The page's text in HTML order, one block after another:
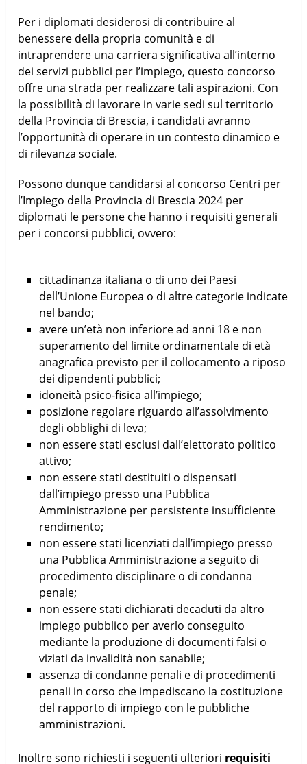
Per i diplomati desiderosi di contribuire al
benessere della propria comunità e di
intraprendere una carriera significativa all’interno
dei servizi pubblici per l’impiego, questo concorso
offre una strada per realizzare tali aspirazioni. Con
la possibilità di lavorare in varie sedi sul territorio
della Provincia di Brescia, i candidati avranno
l’opportunità di operare in un contesto dinamico e
di rilevanza sociale.
Possono dunque candidarsi al concorso Centri per
l’Impiego della Provincia di Brescia 2024 per
diplomati le persone che hanno i requisiti generali
per i concorsi pubblici, ovvero:
cittadinanza italiana o di uno dei Paesi
dell’Unione Europea o di altre categorie indicate
nel bando;
avere un’età non inferiore ad anni 18 e non
superamento del limite ordinamentale di età
anagrafica previsto per il collocamento a riposo
dei dipendenti pubblici;
idoneità psico-fisica all’impiego;
posizione regolare riguardo all’assolvimento
degli obblighi di leva;
non essere stati esclusi dall’elettorato politico
attivo;
non essere stati destituiti o dispensati
dall’impiego presso una Pubblica
Amministrazione per persistente insufficiente
rendimento;
non essere stati licenziati dall’impiego presso
una Pubblica Amministrazione a seguito di
procedimento disciplinare o di condanna
penale;
non essere stati dichiarati decaduti da altro
impiego pubblico per averlo conseguito
mediante la produzione di documenti falsi o
viziati da invalidità non sanabile;
assenza di condanne penali e di procedimenti
penali in corso che impediscano la costituzione
del rapporto di impiego con le pubbliche
amministrazioni.
Inoltre sono richiesti i seguenti ulteriori requisiti